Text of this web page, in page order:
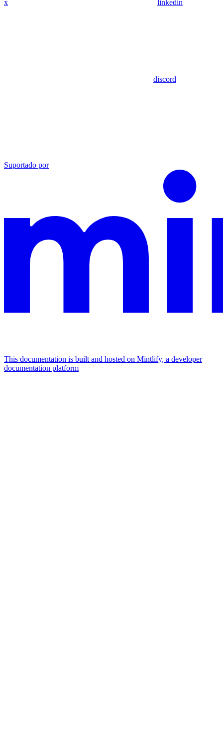
x linkedin
discord
Suportado por
This documentation is built and hosted on Mintlify, a developer
documentation platform